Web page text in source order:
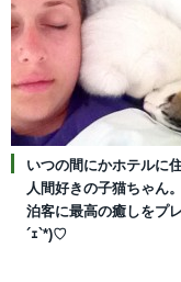
いつの間にかホテルに
人間好きの子猫ちゃん
泊客に最高の癒しをプ
´ｪ`*)♡